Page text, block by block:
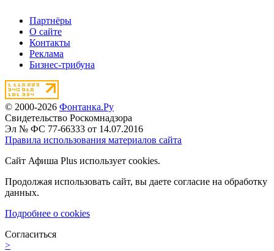
Партнёры
О сайте
Контакты
Реклама
Бизнес-трибуна
© 2000-2026 Фонтанка.Ру
Свидетельство Роскомнадзора
Эл № ФС 77-66333 от 14.07.2016
Правила использования материалов сайта
Сайт Афиша Plus использует cookies.
Продолжая использовать сайт, вы даете согласие на обработку
данных.
Подробнее о cookies
Согласиться
>